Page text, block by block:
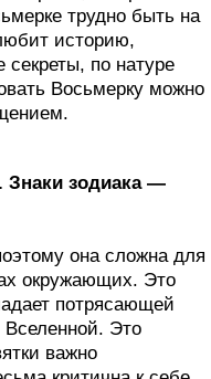
трудно быть на
историю,
секреты, по натуре
Восьмерку можно
Знаки зодиака —
она сложна для
окружающих. Это
потрясающей
Вселенной. Это
важно